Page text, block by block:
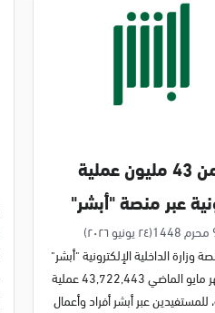
أكثر من 43 مليون عملية
عبر منصة "أبشر"
(٢٤ يونيو ٢٠٢٦)
وزارة الداخلية الإلكترونية "أبشر"
خلال شهر مايو الماضي 43,722,443 عملية
للمستفيدين عبر أبشر أفراد وأعمال